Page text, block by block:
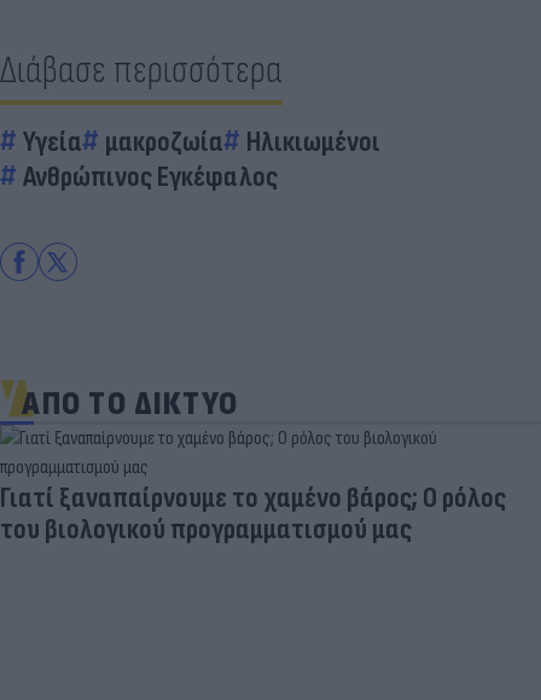
Διάβασε περισσότερα
Υγεία μακροζωία
Ηλικιωμένοι
Ανθρώπινος Εγκέφαλος
ΑΠΟ ΤΟ ΔΙΚΤΥΟ
Γιατί ξαναπαίρνουμε το χαμένο βάρος; Ο ρόλος
του βιολογικού προγραμματισμού μας